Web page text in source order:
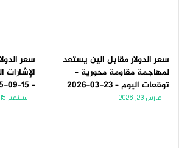
سعر الدولار مقابل الين يستعد
لمهاجمة مقاومة محورية –
توقعات اليوم – 23-03-2026
مارس 23, 2026
سعر
– 15-09-2025
سبتمبر 15, 2025